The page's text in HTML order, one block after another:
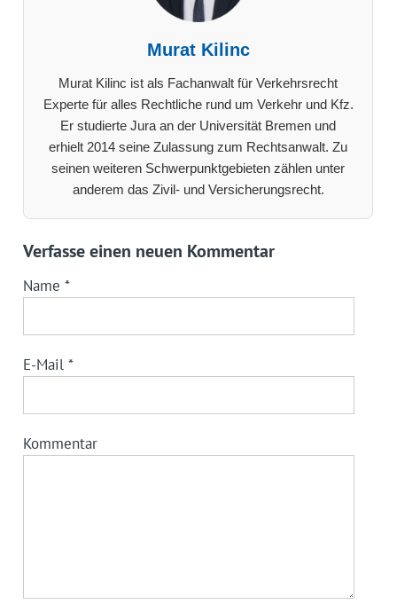
Murat Kilinc
Murat Kilinc ist als Fachanwalt für Verkehrsrecht
Experte für alles Rechtliche rund um Verkehr und Kfz.
Er studierte Jura an der Universität Bremen und
erhielt 2014 seine Zulassung zum Rechtsanwalt. Zu
seinen weiteren Schwerpunktgebieten zählen unter
anderem das Zivil- und Versicherungsrecht.
Verfasse einen neuen Kommentar
Name *
E-Mail *
Kommentar